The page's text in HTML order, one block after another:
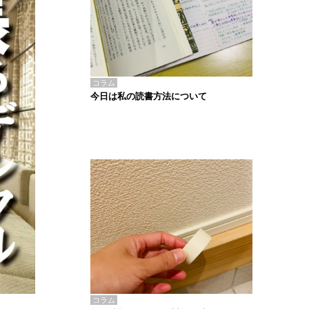
コラム
今日は私の読書方法について
コラム